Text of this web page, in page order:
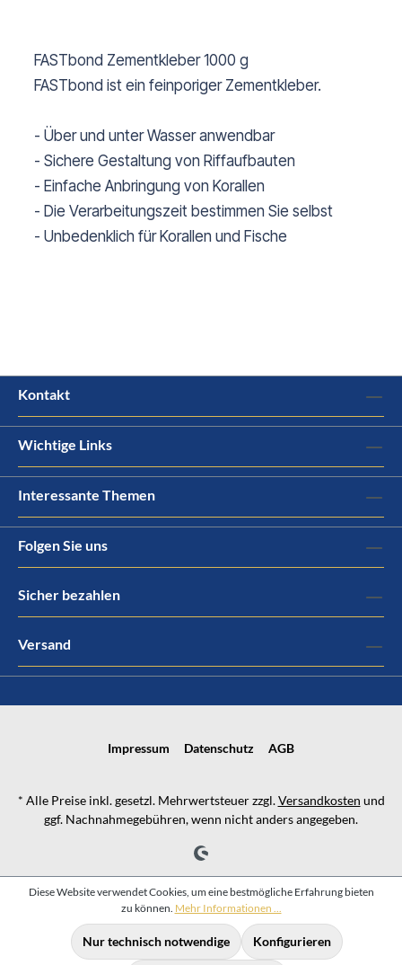
FASTbond Zementkleber 1000 g
FASTbond ist ein feinporiger Zementkleber.
- Über und unter Wasser anwendbar
- Sichere Gestaltung von Riffaufbauten
- Einfache Anbringung von Korallen
- Die Verarbeitungszeit bestimmen Sie selbst
- Unbedenklich für Korallen und Fische
Kontakt
Wichtige Links
Interessante Themen
Folgen Sie uns
Sicher bezahlen
Versand
Impressum Datenschutz AGB
* Alle Preise inkl. gesetzl. Mehrwertsteuer zzgl.Versandkosten und
ggf. Nachnahmegebühren, wenn nicht anders angegeben.
Diese Website verwendet Cookies, um eine bestmögliche Erfahrung bieten
zu können. Mehr Informationen ...
Nur technisch notwendige Konfigurieren